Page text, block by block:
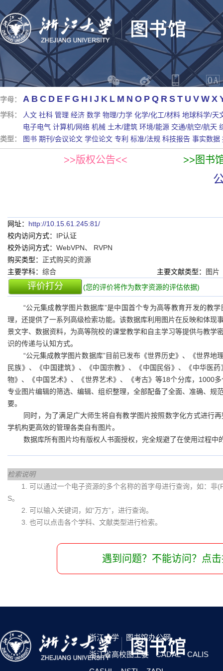
字母： A B C D E F G H I J K L M N O P Q R S T U V W X
学科： 人文 社科 管理 经济 数学 物理/力学 化学/化工/材料 地球科学/天
电子电气 计算机/网络 机械 土木/建筑 环境/能源 交通/航空/航天
类型：
图书 期刊/会议论文 学位论文 专利 标准/法规 科技报告 事实数据
>>版权公告<< >>图书
网址： http://10.15.61.245:81/
校内访问方式： IP认证
校外访问方式： WebVPN、 RVPN
购买类型： 正式购买的资源
主要学科： 综合 主要文献类型： 图片
评价打分 (您的评价将作为数字资源的评估依据)
“公元集成教学图片数据库”是中国首个专为高等教育开发的教
理，还提供了一系列高级检索功能。该数据库利用图片在反映和体现
景文字、数据资料，为高等院校的课堂教学和自主学习等提供与教学
识的传递与认知方式。
“公元集成教学图片数据库”目前已发布《世界历史》、《世界
民族》、《中国建筑》、《中国宗教》、《中国民俗》、《中华医
物》、《中国艺术》、《世界艺术》、《考古》等18个分库，1000
专业图片编辑的筛选、编辑、组织整理，全部配备了全面、准确、规
要。
同时，为了满足广大师生将自有教学图片按照数字化方式进行
学机构更高效的管理各类自有图片。
数据库所有图片均有版权人书面授权，完全规避了在使用过程中
检索说明
1. 可以通过一个电子资源的多个名称的首字母进行查询，如：
S。
2. 可以输入关键词，如“万方”，进行查询。
3. 也可以点击各个学科、文献类型进行检索。
遇到问题？不能访问？点
浙江大学
图书馆办公网
浙江省高校图工委
CADAL
CALIS